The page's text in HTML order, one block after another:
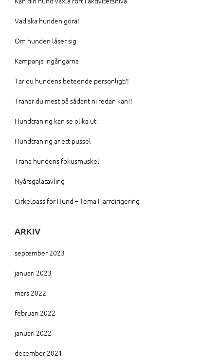
Vad ska hunden göra!
Om hunden låser sig
Kampanja ingångarna
Tar du hundens beteende personligt?!
Tränar du mest på sådant ni redan kan?!
Hundträning kan se olika ut
Hundträning är ett pussel
Träna hundens fokusmuskel
Nyårsgalatävling
Cirkelpass för Hund – Tema Fjärrdirigering
ARKIV
september 2023
januari 2023
mars 2022
februari 2022
januari 2022
december 2021